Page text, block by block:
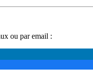
ou par email :